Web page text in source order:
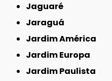
Jaguaré
Jaraguá
Jardim América
Jardim Europa
Jardim Paulista